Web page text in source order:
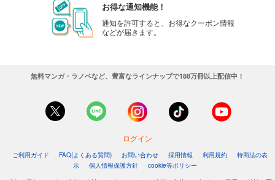
お得な通知機能！
通知を許可すると、お得なクーポン情報
などが届きます。
無料マンガ・ラノベなど、豊富なラインナップで188万冊以上配信中！
ログイン
ご利用ガイド FAQ(よくある質問) お問い合わせ 採用情報 利用規約
特商法の表
示
個人情報保護方針
cookie等ポリシー